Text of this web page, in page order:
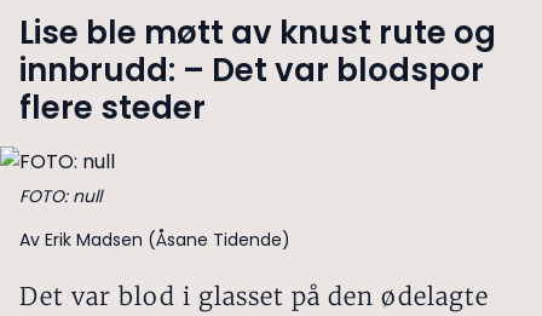
Lise ble møtt av knust rute og
innbrudd: – Det var blodspor
flere steder
FOTO: null
Av Erik Madsen (Åsane Tidende)
Det var blod i glasset på den ødelagte